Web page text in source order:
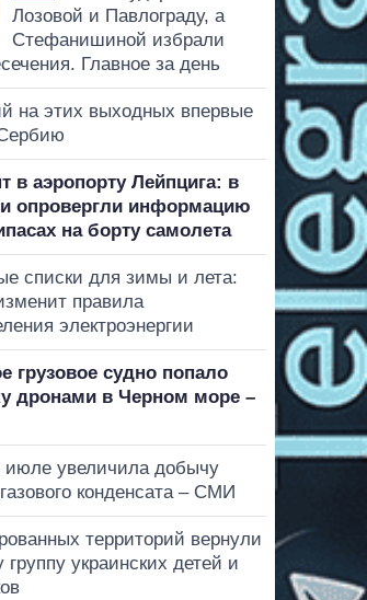
Лозовой и Павлограду, а
Стефанишиной избрали
Главное за день
на этих выходных впервые
в аэропорту Лейпцига: в
опровергли информацию
на борту самолета
списки для зимы и лета:
правила
электроэнергии
грузовое судно попало
дронами в Черном море –
июле увеличила добычу
конденсата – СМИ
территорий вернули
украинских детей и